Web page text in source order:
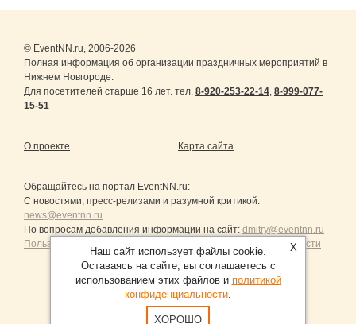
© EventNN.ru, 2006-2026
Полная информация об организации праздничных мероприятий в
Нижнем Новгороде.
Для посетителей старше 16 лет. тел. 8-920-253-22-14 8-999-077-
15-51
О проекте Карта сайта
Обращайтесь на портал EventNN.ru:
С новостями, пресс-релизами и разумной критикой:
news@eventnn.ru
По вопросам добавления информации на сайт: dmitry@eventnn.ru
Пользовательское Соглашение и политика конфиденциальности
Продвижение сайтов Санкт-Петербург
X
Наш сайт использует файлы cookie.
Оставаясь на сайте, вы соглашаетесь с
использованием этих файлов и политикой
конфиденциальности.
ХОРОШО